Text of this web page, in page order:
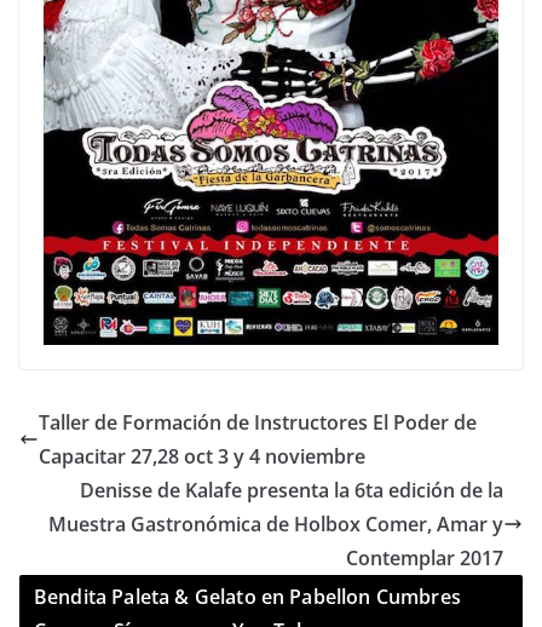
Taller de Formación de Instructores El Poder de
Capacitar 27,28 oct 3 y 4 noviembre
Denisse de Kalafe presenta la 6ta edición de la
Muestra Gastronómica de Holbox Comer, Amar y
Contemplar 2017
Bendita Paleta & Gelato en Pabellon Cumbres